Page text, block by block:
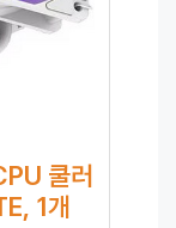
쿨러
1개